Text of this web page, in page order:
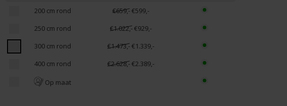
200 cm rond
€659,-€599,-
250 cm rond
€1.022,-€929,-
300 cm rond
€1.473,-€1.339,-
400 cm rond
€2.628,-€2.389,-
Op maat